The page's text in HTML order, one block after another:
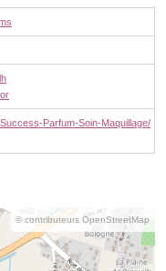
Parfum-Soin-Maquillage/
© contributeurs OpenStreetMap